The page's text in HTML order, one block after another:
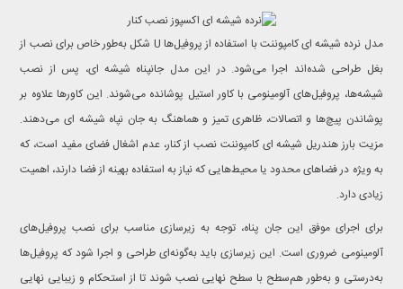
مدل نرده شیشه ای کامپوننت با استفاده از پروفیل‌ها U شکل به‌طور خاص برای نصب از
بغل طراحی شده‌اند اجرا می‌شود. در این مدل جانپناه شیشه ای، پس از نصب
شیشه‌ها، پروفیل‌های آلومینومی با کاور استیل پوشانده می‌شوند. این کاورها علاوه بر
پوشاندن پیچ‌ها و اتصالات، ظاهری تمیز و هماهنگ به جان نپاه شیشه ای می‌دهند.
مزیت بارز هندریل شیشه ای کامپوننت نصب از کنار، عدم اشغال فضای مفید است، که
به ویژه در فضاهای محدود یا محیط‌هایی که نیاز به استفاده بهینه از فضا دارند، اهمیت
زیادی دارد.
برای اجرای موفق این جان پناه، توجه به زیرسازی مناسب برای نصب پروفیل‌های
آلومینومی ضروری است. این زیرسازی باید به‌گونه‌ای طراحی و اجرا شود که پروفیل‌ها
به‌درستی و به‌طور هم‌سطح با سطح نهایی نصب شوند تا از استحکام و زیبایی نهایی